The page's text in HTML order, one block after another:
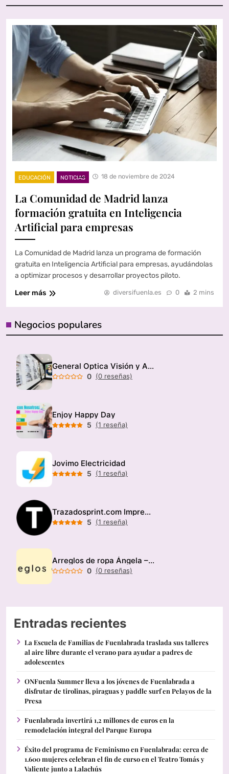
EDUCACIÓN NOTICIAS 18 de noviembre de 2024
La Comunidad de Madrid lanza
formación gratuita en Inteligencia
Artificial para empresas
La Comunidad de Madrid lanza un programa de formación
gratuita en Inteligencia Artificial para empresas, ayudándolas
a optimizar procesos y desarrollar proyectos piloto.
Leer más
diversifuenla.es 0 2 mins
Negocios populares
General Optica Visión y Audición
0 (0 reseñas)
Enjoy Happy Day
5 (1 reseña)
Jovimo Electricidad
5 (1 reseña)
Trazadosprint.com Imprenta
5 (1 reseña)
Arreglos de ropa Ángela – Modista
0 (0 reseñas)
Entradas recientes
La Escuela de Familias de Fuenlabrada traslada sus talleres
al aire libre durante el verano para ayudar a padres de
adolescentes
ONFuenla Summer lleva a los jóvenes de Fuenlabrada a
disfrutar de tirolinas, piraguas y paddle surf en Pelayos de la
Presa
Fuenlabrada invertirá 1,2 millones de euros en la
remodelación integral del Parque Europa
Éxito del programa de Feminismo en Fuenlabrada: cerca de
1.600 mujeres celebran el fin de curso en el Teatro Tomás y
Valiente junto a Lalachús